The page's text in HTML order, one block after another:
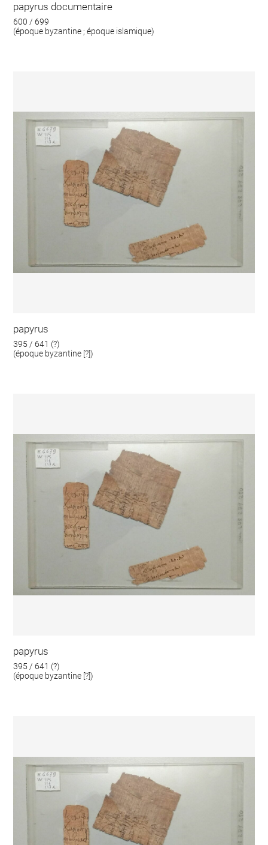
papyrus documentaire
600 / 699
(époque byzantine ; époque islamique)
papyrus
395 / 641 (?)
(époque byzantine [?])
papyrus
395 / 641 (?)
(époque byzantine [?])